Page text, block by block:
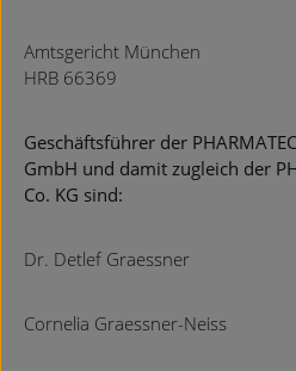
Amtsgericht München
HRB 66369
Geschäftsführer der
GmbH und damit zugleich der
Co. KG sind:
Dr. Detlef Graessner
Cornelia Graessner-Neiss